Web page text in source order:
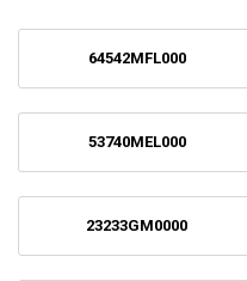
64542MFL000
53740MEL000
23233GM0000